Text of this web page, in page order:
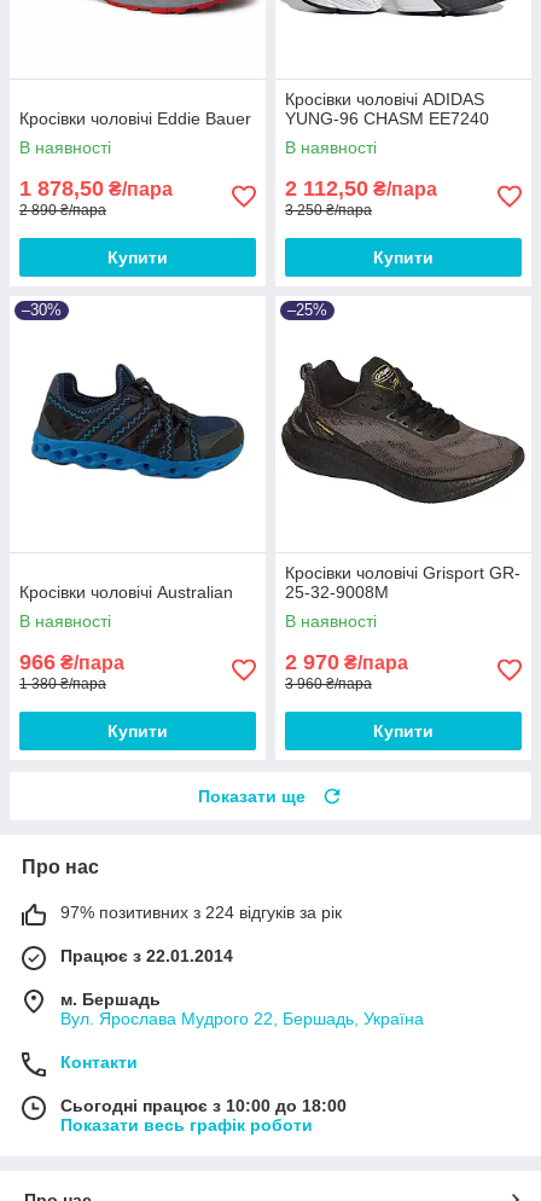
Кросівки чоловічі Eddie Bauer
В наявності
1 878,50 ₴/пара
2 890 ₴/пара
Купити
Кросівки чоловічі ADIDAS
YUNG-96 CHASM EE7240
В наявності
2 112,50 ₴/пара
3 250 ₴/пара
Купити
–30%
Кросівки чоловічі Australian
В наявності
966 ₴/пара
1 380 ₴/пара
Купити
–25%
Кросівки чоловічі Grisport GR-
25-32-9008M
В наявності
2 970 ₴/пара
3 960 ₴/пара
Купити
Показати ще
Про нас
97% позитивних з 224 відгуків за рік
Працює з 22.01.2014
м. Бершадь
Вул. Ярослава Мудрого 22, Бершадь, Україна
Контакти
Сьогодні працює з 10:00 до 18:00
Показати весь графік роботи